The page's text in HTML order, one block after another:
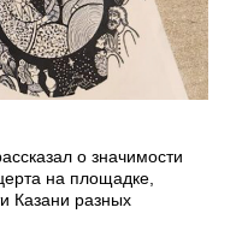
о значимости
на площадке,
Казани разных